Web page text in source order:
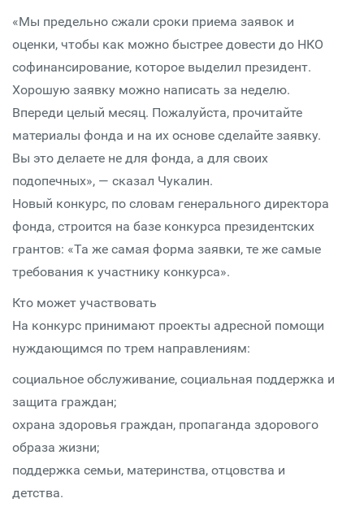
«Мы предельно сжали сроки приема заявок и
оценки, чтобы как можно быстрее довести до НКО
софинансирование, которое выделил президент.
Хорошую заявку можно написать за неделю.
Впереди целый месяц. Пожалуйста, прочитайте
материалы фонда и на их основе сделайте заявку.
Вы это делаете не для фонда, а для своих
подопечных», — сказал Чукалин.
Новый конкурс, по словам генерального директора
фонда, строится на базе конкурса президентских
грантов: «Та же самая форма заявки, те же самые
требования к участнику конкурса».
Кто может участвовать
На конкурс принимают проекты адресной помощи
нуждающимся по трем направлениям:
социальное обслуживание, социальная поддержка и
защита граждан;
охрана здоровья граждан, пропаганда здорового
образа жизни;
поддержка семьи, материнства, отцовства и
детства.